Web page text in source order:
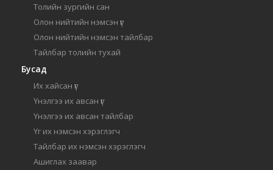
Толийн зургийн сан
Олон нийтийн нэмсэн үг
Олон нийтийн нэмсэн тайлбар
Тайлбар толийн тухай
Бусад
Их хайсан үг
Үнэлгээ их авсан үг
Үнэлгээ их авсан тайлбар
Үг их нэмсэн хэрэглэгч
Тайлбар их нэмсэн хэрэглэгч
Ашиглах заавар